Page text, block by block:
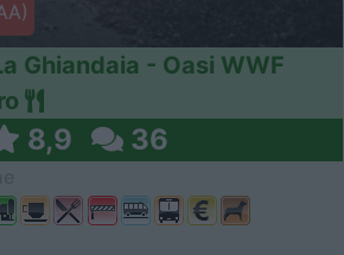
Ghiandaia - Oasi WWF
8,9 36